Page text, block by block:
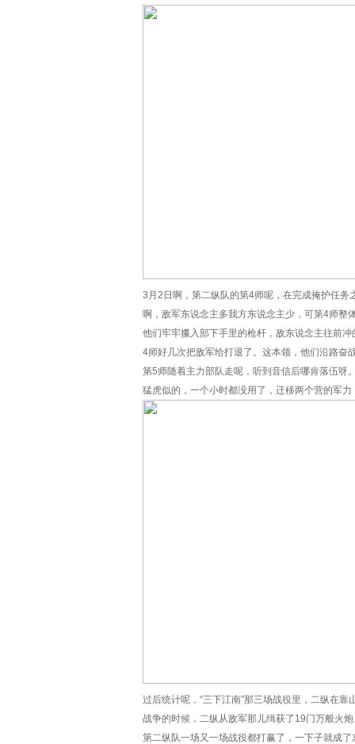
3月2日啊，第二纵队的第4师呢，在完成掩护任
啊，敌军东说念主多我方东说念主少，可第4师整
他们牢牢攥入部下手里的枪杆，敌东说念主往前
4师好几次把敌军给打退了。这本领，他们沿路奋
第5师随着主力部队走呢，听到音信后哪肯落伍呀
猛虎似的，一个小时都没用了，迁移两个营的军
过后统计呢，“三下江南”那三场战役里，二纵在
战争的时候，二纵从敌军那儿缉获了19门万般火
第二纵队一场又一场战役都打赢了，一下子就成